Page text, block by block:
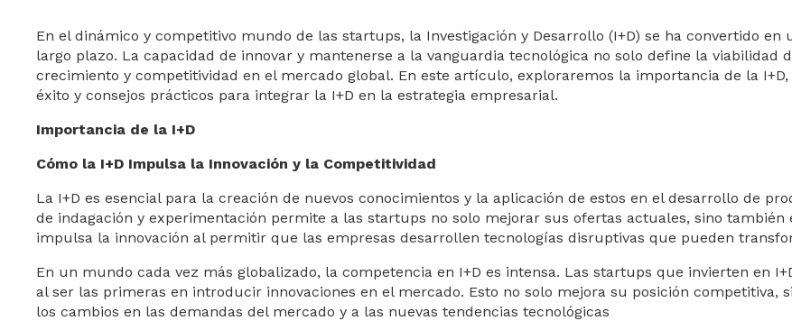
En el dinámico y competitivo mundo de las startups, la Investigación y Desarrollo (I+D) se ha convertido
largo plazo. La capacidad de innovar y mantenerse a la vanguardia tecnológica no solo define la
crecimiento y competitividad en el mercado global. En este artículo, exploraremos la importancia de la
éxito y consejos prácticos para integrar la I+D en la estrategia empresarial.
Importancia de la I+D
Cómo la I+D Impulsa la Innovación y la Competitividad
La I+D es esencial para la creación de nuevos conocimientos y la aplicación de estos en el desarrollo de
de indagación y experimentación permite a las startups no solo mejorar sus ofertas actuales, sino
impulsa la innovación al permitir que las empresas desarrollen tecnologías disruptivas que pueden
En un mundo cada vez más globalizado, la competencia en I+D es intensa. Las startups que invierten en
al ser las primeras en introducir innovaciones en el mercado. Esto no solo mejora su posición
los cambios en las demandas del mercado y a las nuevas tendencias tecnológicas